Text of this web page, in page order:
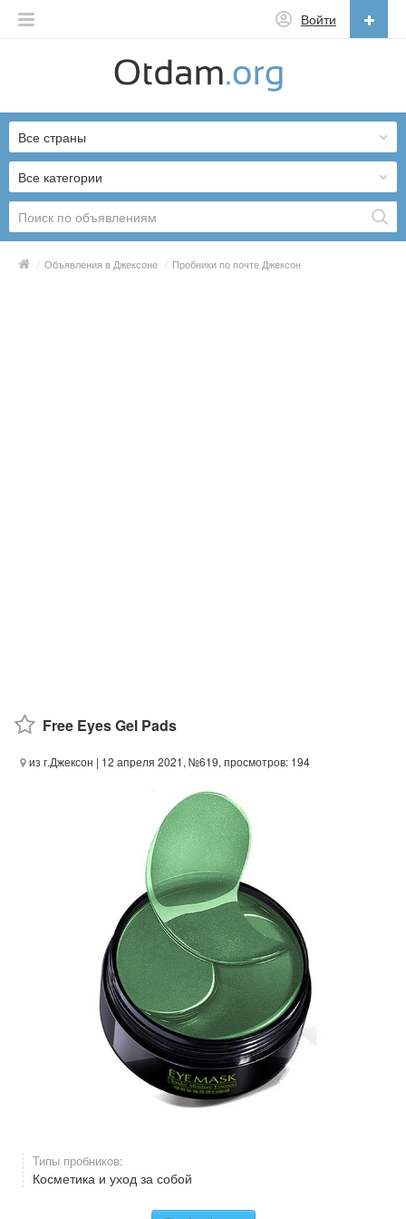
Войти
English
Русский
Українська
Все категории
Все страны
/ Объявления в Джексоне / Пробники по почте Джексон
Free Eyes Gel Pads
из г.Джексон | 12 апреля 2021, №619, просмотров: 194
Типы пробников:
Косметика и уход за собой